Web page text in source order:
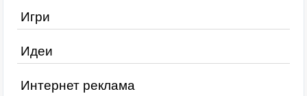
Игри
Идеи
Интернет реклама